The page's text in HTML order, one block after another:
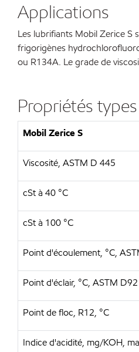
Applications
Les lubrifiants Mobil Zerice S
frigorigènes
ou R134A. Le grade de
Propriétés types
Mobil Zerice S
Viscosité, ASTM D 445
cSt à 40 °C
cSt à 100 °C
Point d'écoulement, °C,
Point d'éclair, °C, ASTM D92
Point de floc, R12, °C
Indice d'acidité, mg/KOH,